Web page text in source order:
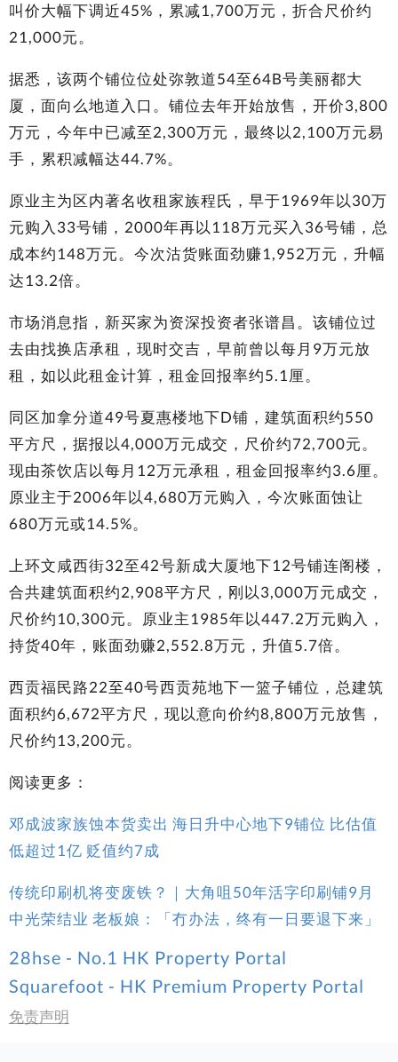
叫价大幅下调近45%，累减1,700万元，折合尺价约
21,000元。
据悉，该两个铺位位处弥敦道54至64B号美丽都大
厦，面向么地道入口。铺位去年开始放售，开价3,800
万元，今年中已减至2,300万元，最终以2,100万元易
手，累积减幅达44.7%。
原业主为区内著名收租家族程氏，早于1969年以30万
元购入33号铺，2000年再以118万元买入36号铺，总
成本约148万元。今次沽货账面劲赚1,952万元，升幅
达13.2倍。
市场消息指，新买家为资深投资者张谱昌。该铺位过
去由找换店承租，现时交吉，早前曾以每月9万元放
租，如以此租金计算，租金回报率约5.1厘。
同区加拿分道49号夏惠楼地下D铺，建筑面积约550
平方尺，据报以4,000万元成交，尺价约72,700元。
现由茶饮店以每月12万元承租，租金回报率约3.6厘。
原业主于2006年以4,680万元购入，今次账面蚀让
680万元或14.5%。
上环文咸西街32至42号新成大厦地下12号铺连阁楼，
合共建筑面积约2,908平方尺，刚以3,000万元成交，
尺价约10,300元。原业主1985年以447.2万元购入，
持货40年，账面劲赚2,552.8万元，升值5.7倍。
西贡福民路22至40号西贡苑地下一篮子铺位，总建筑
面积约6,672平方尺，现以意向价约8,800万元放售，
尺价约13,200元。
阅读更多：
邓成波家族蚀本货卖出 海日升中心地下9铺位 比估值
低超过1亿 贬值约7成
传统印刷机将变废铁？｜大角咀50年活字印刷铺9月
中光荣结业 老板娘：「冇办法，终有一日要退下来」
28hse - No.1 HK Property Portal
Squarefoot - HK Premium Property Portal
免责声明